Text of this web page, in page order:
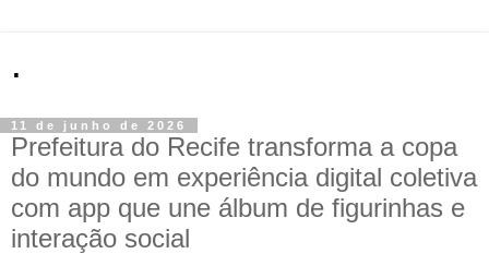
.
11 de junho de 2026
Prefeitura do Recife transforma a copa
do mundo em experiência digital coletiva
com app que une álbum de figurinhas e
interação social